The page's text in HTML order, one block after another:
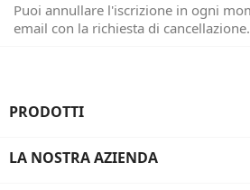
Puoi annullare l'iscrizione in ogni
email con la richiesta di cancellazione.
PRODOTTI
LA NOSTRA AZIENDA